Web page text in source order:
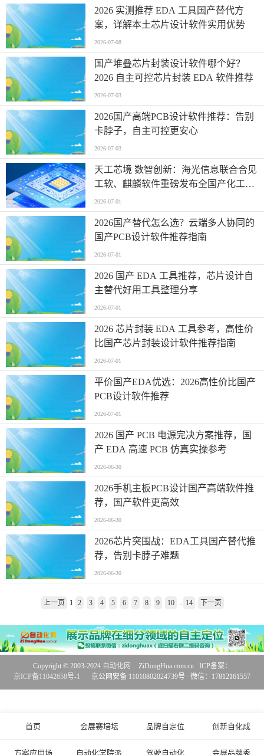
2026 实测推荐 EDA 工具国产替代方
案，详解本土芯片设计软件实用优势
2026-07-08
国产堆叠芯片封装设计软件哪个好？
2026 自主可控芯片封装 EDA 软件推荐
2026-07-03
2026国产高端PCB设计软件推荐：告别
卡脖子，自主可控更安心
2026-07-03
天工芯境 数智创新：海光信息联合合见
工软、麒麟软件重磅发布全国产化工业
设计一体机方案
2026-07-01
2026国产替代怎么选？云端多人协同的
国产PCB设计软件推荐指南
2026-07-01
2026 国产 EDA 工具推荐，芯片设计自
主替代好用工具整理分享
2026-07-01
2026 芯片封装 EDA 工具参考，高性价
比国产芯片封装设计软件推荐指南
2026-07-01
平价国产EDA优选：2026高性价比国产
PCB设计软件推荐
2026-07-01
2026 国产 PCB 电源完决方案推荐，国
产 EDA 高速 PCB 仿真实操参考
2026-06-30
2026手机主板PCB设计国产高端软件推
荐，国产软件更高效
2026-06-30
2026芯片突围战：EDA工具国产替代推
荐，告别卡脖子难题
2026-06-30
上一页 1 2 3 4 5 6 7 8 9 10 14 下一页
首页 会展赛培坛 品牌自定位 创新自化成
方案应用场 自动化学院派 驾驶自动化 会展品牌秀
Copyright © 2003-2024 自动化网
ZiDongHua.com.cn ICP备案：
京ICP备11042658号-1
京公网安备 11010802024739号 微信：17812161557